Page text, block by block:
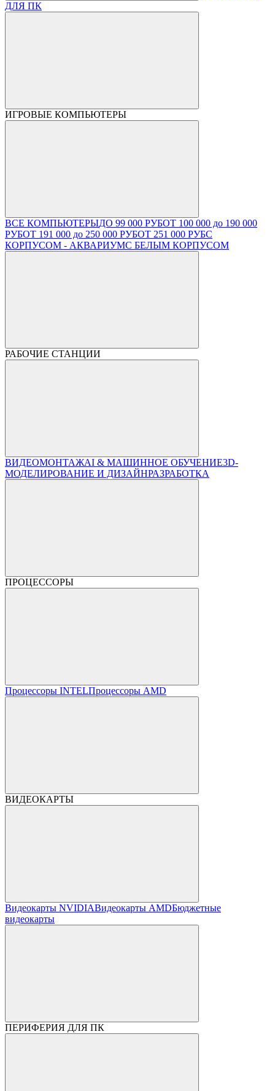
ДЛЯ ПК
ИГРОВЫЕ КОМПЬЮТЕРЫ
ВСЕ КОМПЬЮТЕРЫДО 99 000 РУБОТ 100 000 до 190 000
РУБОТ 191 000 до 250 000 РУБОТ 251 000 РУБС
КОРПУСОМ - АКВАРИУМС БЕЛЫМ КОРПУСОМ
РАБОЧИЕ СТАНЦИИ
ВИДЕОМОНТАЖAI & МАШИННОЕ ОБУЧЕНИЕ3D-
МОДЕЛИРОВАНИЕ И ДИЗАЙНРАЗРАБОТКА
ПРОЦЕССОРЫ
Процессоры INTELПроцессоры AMD
ВИДЕОКАРТЫ
Видеокарты NVIDIAВидеокарты AMDБюджетные
видеокарты
ПЕРИФЕРИЯ ДЛЯ ПК